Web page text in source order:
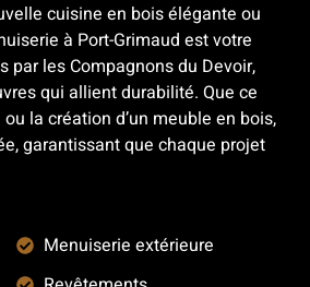
cuisine en bois élégante ou
à Port-Grimaud est votre
par les Compagnons du Devoir,
qui allient durabilité. Que ce
la création d’un meuble en bois,
garantissant que chaque projet
Menuiserie extérieure